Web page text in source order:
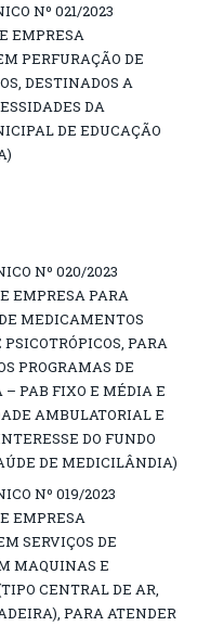
Nº 021/2023
EMPRESA
PERFURAÇÃO DE
DESTINADOS A
DA
DE EDUCAÇÃO
Nº 020/2023
EMPRESA PARA
MEDICAMENTOS
PARA
PROGRAMAS DE
– PAB FIXO E MÉDIA E
AMBULATORIAL E
DO FUNDO
DE MEDICILÂNDIA)
Nº 019/2023
EMPRESA
SERVIÇOS DE
MAQUINAS E
CENTRAL DE AR,
PARA ATENDER